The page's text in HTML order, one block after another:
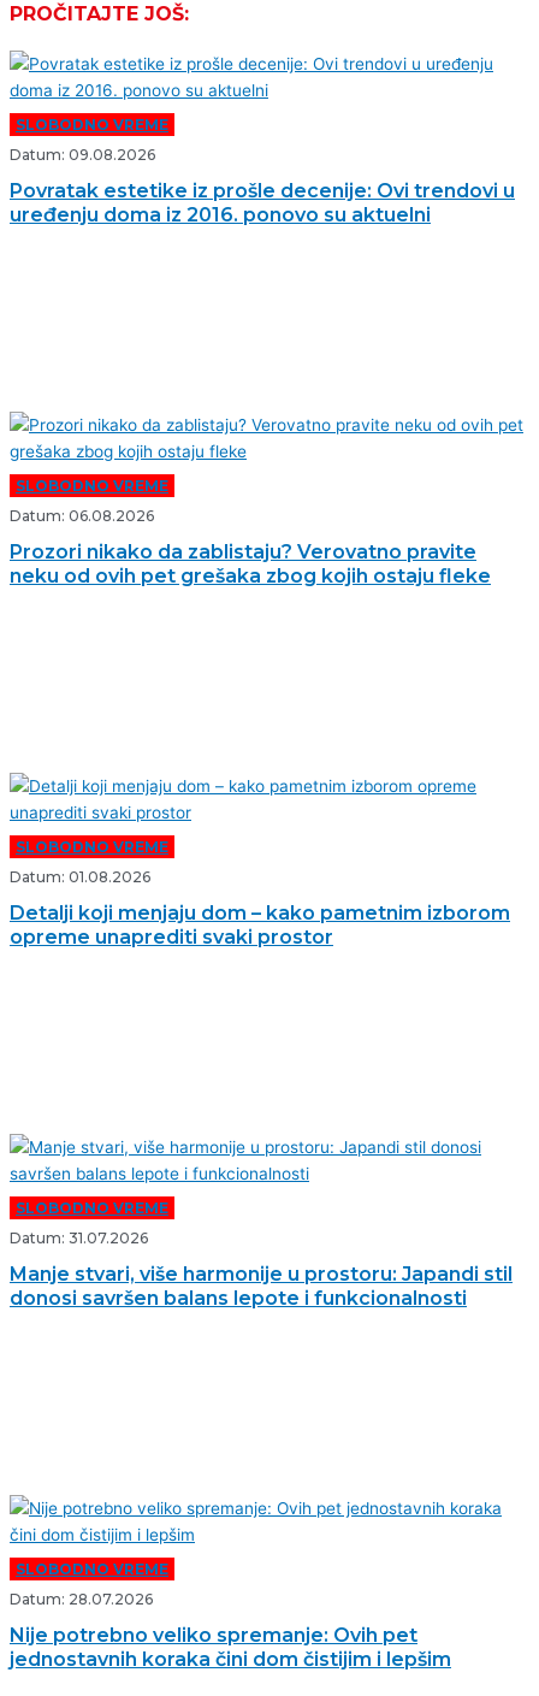
PROČITAJTE JOŠ:
SLOBODNO VREME
Datum: 09.08.2026
Povratak estetike iz prošle decenije: Ovi trendovi u
uređenju doma iz 2016. ponovo su aktuelni
SLOBODNO VREME
Datum: 06.08.2026
Prozori nikako da zablistaju? Verovatno pravite
neku od ovih pet grešaka zbog kojih ostaju fleke
SLOBODNO VREME
Datum: 01.08.2026
Detalji koji menjaju dom – kako pametnim izborom
opreme unaprediti svaki prostor
SLOBODNO VREME
Datum: 31.07.2026
Manje stvari, više harmonije u prostoru: Japandi stil
donosi savršen balans lepote i funkcionalnosti
SLOBODNO VREME
Datum: 28.07.2026
Nije potrebno veliko spremanje: Ovih pet
jednostavnih koraka čini dom čistijim i lepšim